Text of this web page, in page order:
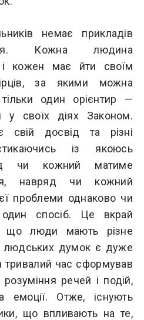
немає прикладів
Кожна людина
кожен має йти своїм
за якими можна
один орієнтир —
у своїх діях Законом.
досвід та різні
із якоюсь
чи кожний матиме
навряд чи кожний
проблеми однаково чи
спосіб. Це вкрай
що люди мають різне
людських думок є дуже
час сформував
розуміння речей і подій,
емоції. Отже, існують
що впливають на те,